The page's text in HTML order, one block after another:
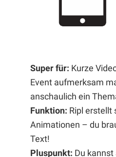
Super für: Kurze
Event aufmerksam
anschaulich ein
Funktion: Ripl erstellt
Animationen – du
Text!
Pluspunkt: Du